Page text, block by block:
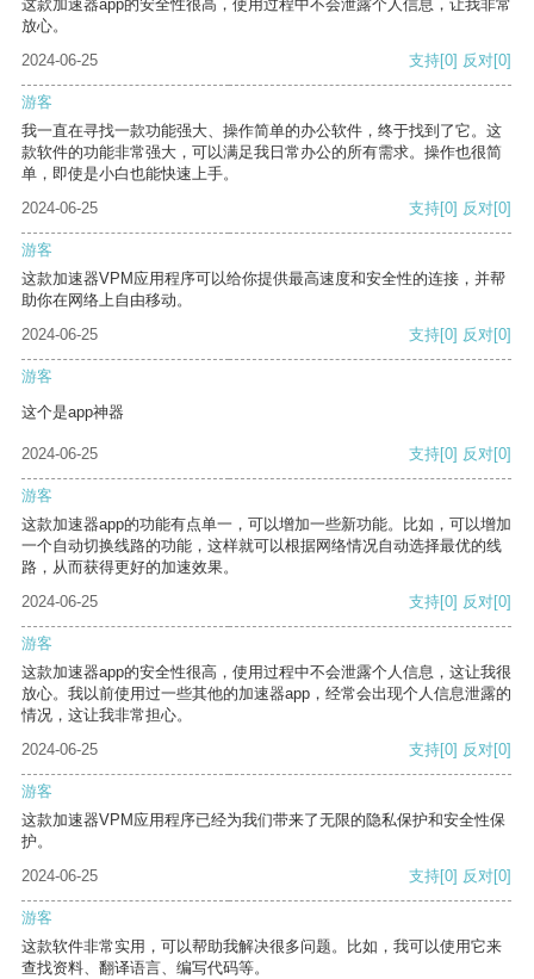
这款加速器app的安全性很高，使用过程中不会泄露个人信息，让我非常
放心。
2024-06-25
支持[0] 反对[0]
游客
我一直在寻找一款功能强大、操作简单的办公软件，终于找到了它。这
款软件的功能非常强大，可以满足我日常办公的所有需求。操作也很简
单，即使是小白也能快速上手。
2024-06-25
支持[0] 反对[0]
游客
这款加速器VPM应用程序可以给你提供最高速度和安全性的连接，并帮
助你在网络上自由移动。
2024-06-25
支持[0] 反对[0]
游客
这个是app神器
2024-06-25 支持[0] 反对[0]
游客
这款加速器app的功能有点单一，可以增加一些新功能。比如，可以增加
一个自动切换线路的功能，这样就可以根据网络情况自动选择最优的线
路，从而获得更好的加速效果。
2024-06-25
支持[0] 反对[0]
游客
这款加速器app的安全性很高，使用过程中不会泄露个人信息，这让我很
放心。我以前使用过一些其他的加速器app，经常会出现个人信息泄露的
情况，这让我非常担心。
2024-06-25
支持[0] 反对[0]
游客
这款加速器VPM应用程序已经为我们带来了无限的隐私保护和安全性保
护。
2024-06-25
支持[0] 反对[0]
游客
这款软件非常实用，可以帮助我解决很多问题。比如，我可以使用它来
查找资料、翻译语言、编写代码等。